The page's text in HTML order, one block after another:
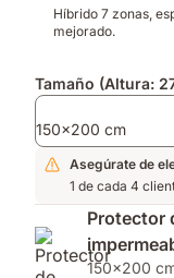
Híbrido 7 zonas,
mejorado.
Tamaño (Altura:
150x200 cm
Asegúrate de
1 de cada 4
Protector
150x200